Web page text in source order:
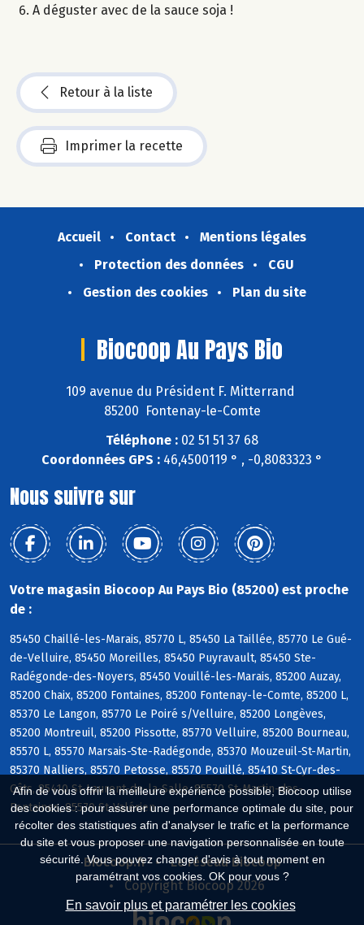
Afin de vous offrir la meilleure expérience possible, Biocoop utilise
des cookies : pour assurer une performance optimale du site, pour
récolter des statistiques afin d'analyser le trafic et la performance
du site et vous proposer une navigation personnalisée en toute
sécurité. Vous pouvez changer d'avis à tout moment en
paramétrant vos cookies. OK pour vous ?
En savoir plus et paramétrer les cookies
A déguster avec de la sauce soja !
Retour à la liste
Imprimer la recette
Accueil Contact
Mentions légales
Protection des données
CGU
Gestion des cookies
Plan du site
Biocoop Au Pays Bio
109 avenue du Président F. Mitterrand
85200 Fontenay-le-Comte
Téléphone : 02 51 51 37 68
Coordonnées GPS : 46,4500119 ° , -0,8083323 °
Nous suivre sur
Votre magasin Biocoop Au Pays Bio (85200) est proche
de :
85450 Chaillé-les-Marais, 85770 L, 85450 La Taillée, 85770 Le Gué-
de-Velluire, 85450 Moreilles, 85450 Puyravault, 85450 Ste-
Radégonde-des-Noyers, 85450 Vouillé-les-Marais, 85200 Auzay,
85200 Chaix, 85200 Fontaines, 85200 Fontenay-le-Comte, 85200 L,
85370 Le Langon, 85770 Le Poiré s/Velluire, 85200 Longèves,
85200 Montreuil, 85200 Pissotte, 85770 Velluire, 85200 Bourneau,
85570 L, 85570 Marsais-Ste-Radégonde, 85370 Mouzeuil-St-Martin,
85370 Nalliers, 85570 Petosse, 85570 Pouillé, 85410 St-Cyr-des-
Gâts, 85410 St-Laurent-de-la-Salle, 85570 St-Martin-des-
Fontaines, 85570 St-Valérien
Biocoop.fr
Le réseau Biocoop
Copyright Biocoop 2026